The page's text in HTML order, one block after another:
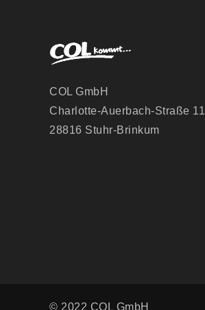
COL GmbH
Charlotte-Auerbach-Straße 11
28816 Stuhr-Brinkum
© 2022 COL GmbH